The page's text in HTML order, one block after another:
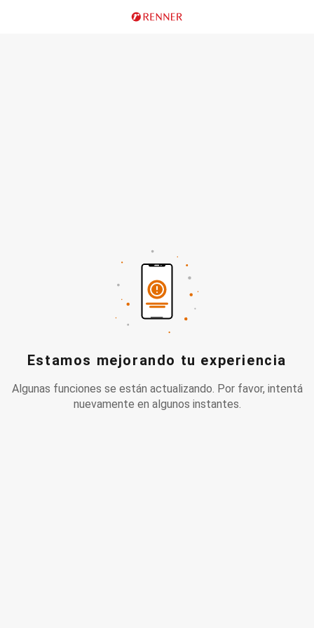
Estamos mejorando tu experiencia
Algunas funciones se están actualizando. Por favor, intentá
nuevamente en algunos instantes.